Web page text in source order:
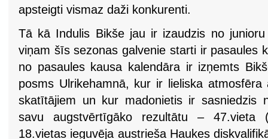
apsteigti vismaz daži konkurenti.
Tā kā Indulis Bikše jau ir izaudzis no
viņam šīs sezonas galvenie starti ir pasaules
no pasaules kausa kalendāra ir izņemts
posms Ulrikehamnā, kur ir lieliska
skatītājiem un kur madonietis ir sasniedzis
savu augstvērtīgāko rezultātu – 47.vieta
18.vietas ieguvēja austrieša Haukes